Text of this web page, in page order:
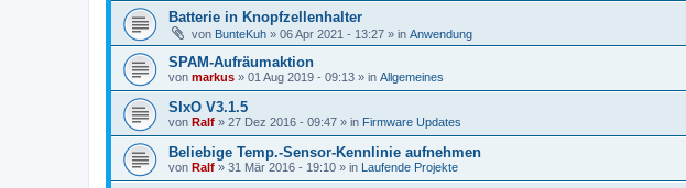
Batterie in Knopfzellenhalter
von BunteKuh » 06 Apr 2021 - 13:27 » in Anwendung
SPAM-Aufräumaktion
von markus » 01 Aug 2019 - 09:13 » in Allgemeines
SIxO V3.1.5
von Ralf » 27 Dez 2016 - 09:47 » in Firmware Updates
Beliebige Temp.-Sensor-Kennlinie aufnehmen
von Ralf » 31 Mär 2016 - 19:10 » in Laufende Projekte